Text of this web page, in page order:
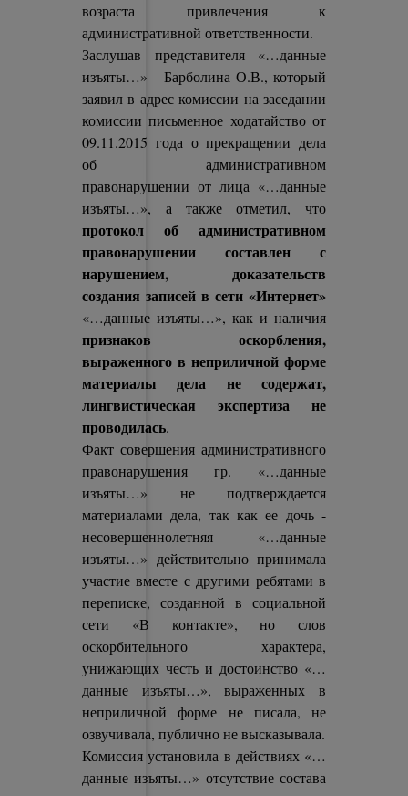
возраста привлечения к
административной ответственности.
Заслушав представителя «…данные
изъяты…» - Барболина О.В., который
заявил в адрес комиссии на заседании
комиссии письменное ходатайство от
09.11.2015 года о прекращении дела
об административном
правонарушении от лица «…данные
изъяты…», а также отметил, что
протокол об административном
правонарушении составлен с
нарушением, доказательств
создания записей в сети «Интернет»
«…данные изъяты…», как и наличия
признаков оскорбления,
выраженного в неприличной форме
материалы дела не содержат,
лингвистическая экспертиза не
проводилась.
Факт совершения административного
правонарушения гр. «…данные
изъяты…» не подтверждается
материалами дела, так как ее дочь -
несовершеннолетняя «…данные
изъяты…» действительно принимала
участие вместе с другими ребятами в
переписке, созданной в социальной
сети «В контакте», но слов
оскорбительного характера,
унижающих честь и достоинство «…
данные изъяты…», выраженных в
неприличной форме не писала, не
озвучивала, публично не высказывала.
Комиссия установила в действиях «…
данные изъяты…» отсутствие состава